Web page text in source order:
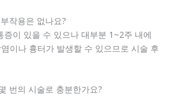
작용은 없나요?
증이 있을 수 있으나 대부분 1~2주 내에
이나 흉터가 발생할 수 있으므로 시술 후
번의 시술로 충분한가요?